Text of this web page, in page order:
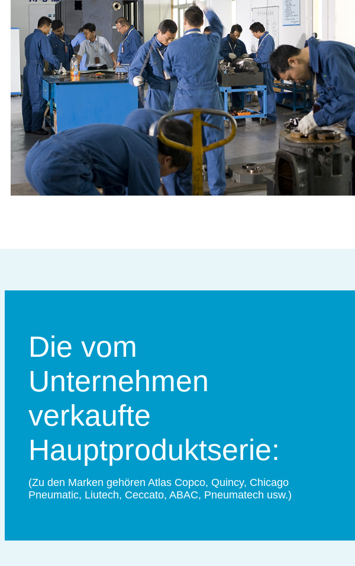
Die vom
Unternehmen
verkaufte
Hauptproduktserie:
(Zu den Marken gehören Atlas Copco, Quincy, Chicago
Pneumatic, Liutech, Ceccato, ABAC, Pneumatech usw.)